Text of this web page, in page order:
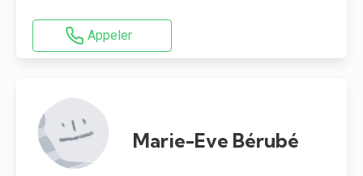
Appeler
Marie-Eve Bérubé